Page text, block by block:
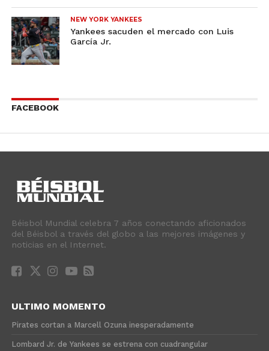
NEW YORK YANKEES
Yankees sacuden el mercado con Luis
García Jr.
FACEBOOK
Béisbol Mundial celebra 7 años conectando aficionados
del Béisbol a través del globo a las mejores imágenes y
noticias en el Internet.
ULTIMO MOMENTO
Pirates cortan a Marcell Ozuna inesperadamente
Lombard Jr. de Yankees se estrena con cuadrangular